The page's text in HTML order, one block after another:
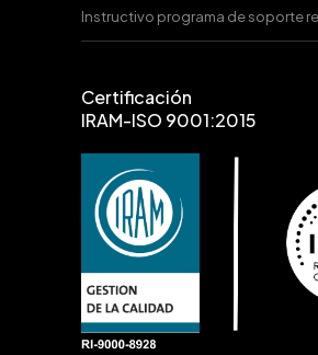
Instructivo programa de soporte
Certificación
IRAM-ISO 9001:2015